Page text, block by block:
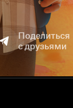
Поделиться
с друзьями